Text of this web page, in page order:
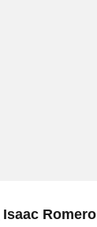
Isaac Romero